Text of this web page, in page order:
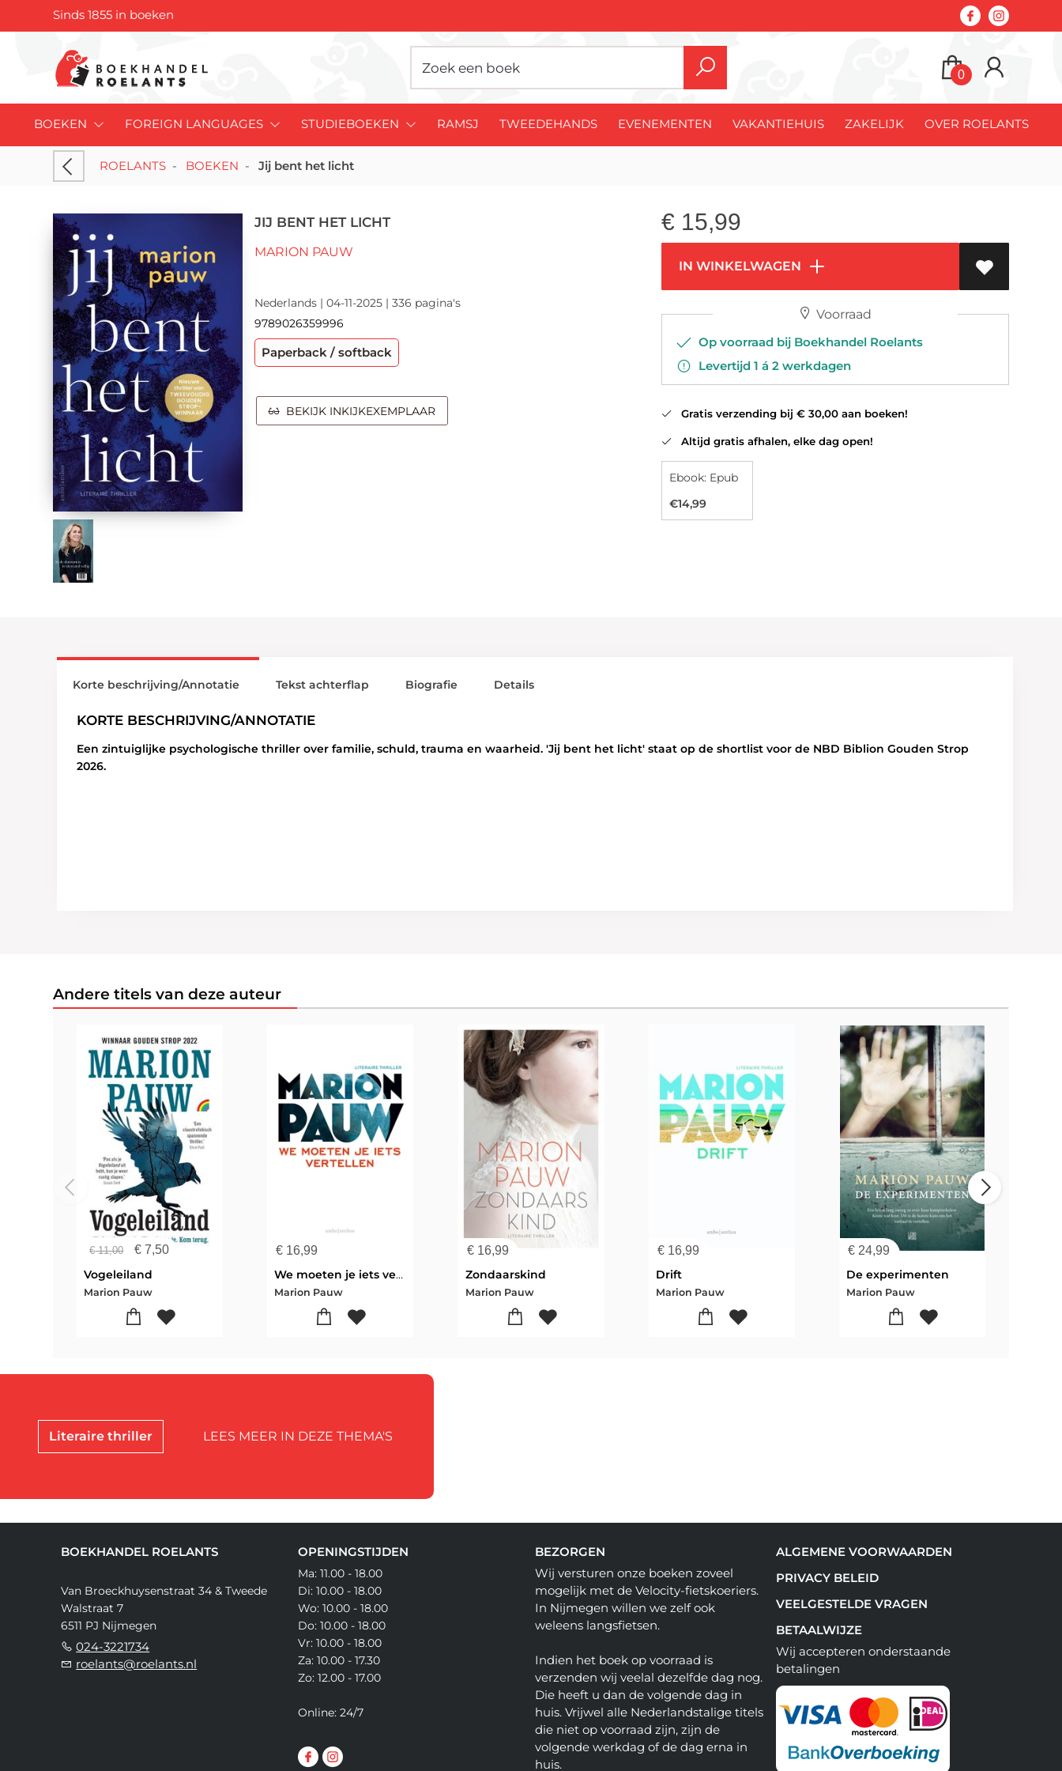
Sinds 1855 in boeken
0
BOEKEN FOREIGN LANGUAGES STUDIEBOEKEN RAMSJ TWEEDEHANDS EVENEMENTEN VAKANTIEHUIS ZAKELIJK OVER ROELANTS
ROELANTS - BOEKEN - Jij bent het licht
JIJ BENT HET LICHT
MARION PAUW
Nederlands | 04-11-2025 | 336 pagina's
9789026359996
Paperback / softback
BEKIJK INKIJKEXEMPLAAR
€ 15,99
IN WINKELWAGEN
Voorraad
Op voorraad bij Boekhandel Roelants
Levertijd 1 á 2 werkdagen
Gratis verzending bij € 30,00 aan boeken!
Altijd gratis afhalen, elke dag open!
Ebook: Epub
€14,99
Korte beschrijving/Annotatie
KORTE BESCHRIJVING/ANNOTATIE
Een zintuiglijke psychologische thriller over familie, schuld, trauma en waarheid. 'Jij bent het licht' staat op de shortlist voor de NBD Biblion Gouden Strop
2026.
Tekst achterflap Biografie Details
Andere titels van deze auteur
€11,00 € 7,50
Vogeleiland
Marion Pauw
€ 16,99
We moeten je iets vertellen
Marion Pauw
€16,99
Zondaarskind
Marion Pauw
€16,99
Drift
Marion Pauw
€ 24,99
De experimenten
Marion Pauw
Literaire thriller LEES MEER IN DEZE THEMA'S
BOEKHANDEL ROELANTS
Van Broeckhuysenstraat 34 & Tweede
Walstraat 7
6511 PJ Nijmegen
024-3221734
roelants@roelants.nl
OPENINGSTIJDEN
Ma: 11.00 - 18.00
Di: 10.00 - 18.00
Wo: 10.00 - 18.00
Do: 10.00 - 18.00
Vr: 10.00 - 18.00
Za: 10.00 - 17.30
Zo: 12.00 - 17.00
Online: 24/7
BEZORGEN
Wij versturen onze boeken zoveel
mogelijk met de Velocity-fietskoeriers.
In Nijmegen willen we zelf ook
weleens langsfietsen.
Indien het boek op voorraad is
verzenden wij veelal dezelfde dag nog.
Die heeft u dan de volgende dag in
huis. Vrijwel alle Nederlandstalige titels
die niet op voorraad zijn, zijn de
volgende werkdag of de dag erna in
huis.
ALGEMENE VOORWAARDEN
PRIVACY BELEID
VEELGESTELDE VRAGEN
BETAALWIJZE
Wij accepteren onderstaande
betalingen